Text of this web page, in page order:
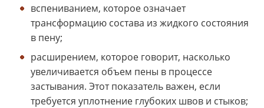
вспениванием, которое означает
трансформацию состава из жидкого состояния
в пену;
расширением, которое говорит, насколько
увеличивается объем пены в процессе
застывания. Этот показатель важен, если
требуется уплотнение глубоких швов и стыков;